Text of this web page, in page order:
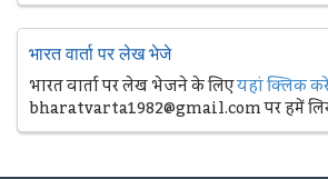
भारत वार्ता पर लेख भेजे
भारत वार्ता पर लेख भेजने के लिएयहां क्लिक
bharatvarta1982@gmail.com पर हमें